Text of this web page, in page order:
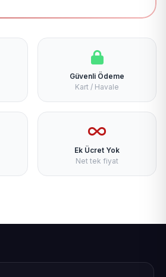
Güvenli Ödeme
Kart / Havale
Ek Ücret Yok
Net tek fiyat